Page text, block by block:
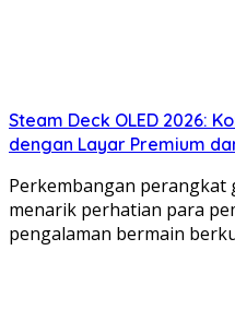
Steam Deck OLED 2026:
dengan Layar Premium
Perkembangan perangkat
menarik perhatian para
pengalaman bermain